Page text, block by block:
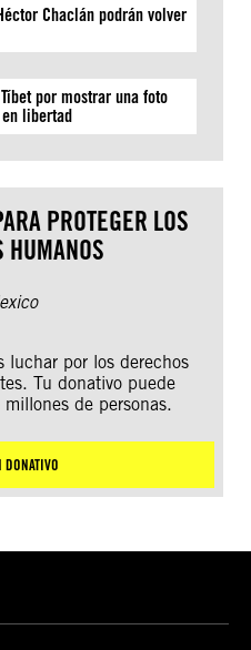
Chaclán podrán volver
por mostrar una foto
libertad
PROTEGER LOS
HUMANOS
luchar por los derechos
Tu donativo puede
de personas.